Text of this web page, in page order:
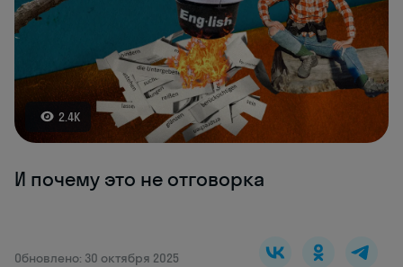
2.4K
И почему это не отговорка
Обновлено: 30 октября 2025